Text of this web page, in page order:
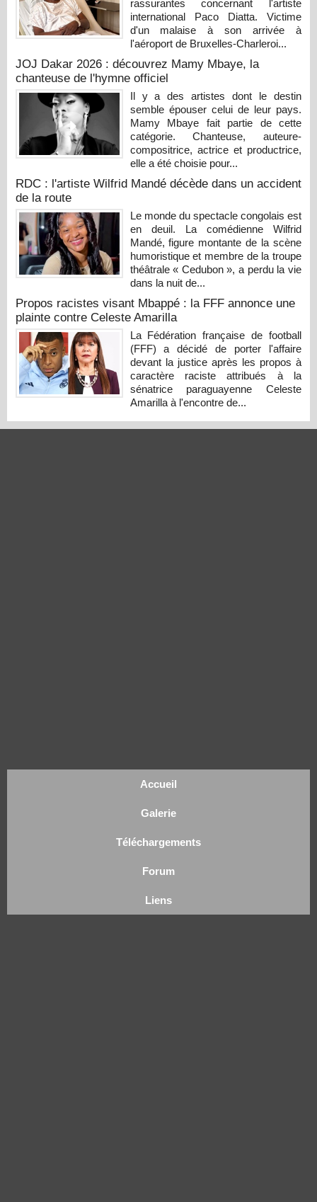
rassurantes concernant l'artiste
international Paco Diatta. Victime
d'un malaise à son arrivée à
l'aéroport de Bruxelles-Charleroi...
JOJ Dakar 2026 : découvrez Mamy Mbaye, la
chanteuse de l'hymne officiel
Il y a des artistes dont le destin
semble épouser celui de leur pays.
Mamy Mbaye fait partie de cette
catégorie. Chanteuse, auteure-
compositrice, actrice et productrice,
elle a été choisie pour...
RDC : l'artiste Wilfrid Mandé décède dans un accident
de la route
Le monde du spectacle congolais est
en deuil. La comédienne Wilfrid
Mandé, figure montante de la scène
humoristique et membre de la troupe
théâtrale « Cedubon », a perdu la vie
dans la nuit de...
Propos racistes visant Mbappé : la FFF annonce une
plainte contre Celeste Amarilla
La Fédération française de football
(FFF) a décidé de porter l'affaire
devant la justice après les propos à
caractère raciste attribués à la
sénatrice paraguayenne Celeste
Amarilla à l'encontre de...
Accueil
Galerie
Téléchargements
Forum
Liens